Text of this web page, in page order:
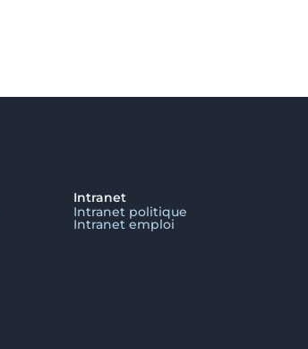
Intranet
Intranet politique
Intranet emploi